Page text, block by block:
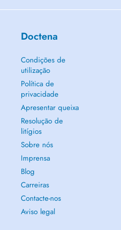
Doctena
Condições de
utilização
Política de
privacidade
Apresentar queixa
Resolução de
litígios
Sobre nós
Imprensa
Blog
Carreiras
Contacte-nos
Aviso legal